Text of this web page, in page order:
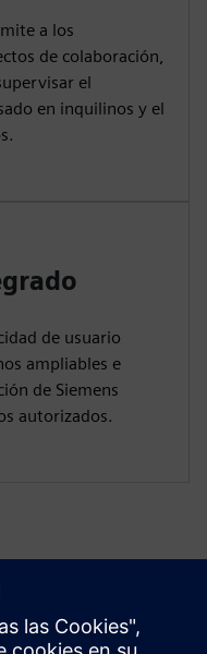
a los
de colaboración,
el
en inquilinos y el
de usuario
ampliables e
de Siemens
autorizados.